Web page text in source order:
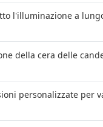
l'illuminazione a
della cera delle
personalizzate per